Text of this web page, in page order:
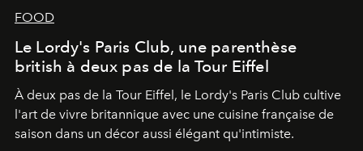
FOOD
Le Lordy's Paris Club, une parenthèse
british à deux pas de la Tour Eiffel
À deux pas de la Tour Eiffel, le Lordy's Paris Club cultive
l'art de vivre britannique avec une cuisine française de
saison dans un décor aussi élégant qu'intimiste.